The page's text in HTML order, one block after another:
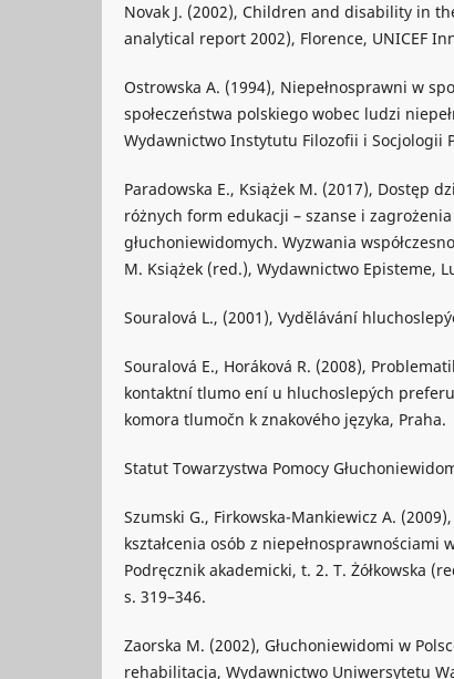
Novak J. (2002), Children and disability in
analytical report 2002), Florence, UNICEF
Ostrowska A. (1994), Niepełnosprawni w
społeczeństwa polskiego wobec ludzi
Wydawnictwo Instytutu Filozofii i Socjologii
Paradowska E., Książek M. (2017), Dostęp
różnych form edukacji – szanse i
głuchoniewidomych. Wyzwania
M. Książek (red.), Wydawnictwo Episteme,
Souralová L., (2001), Vydělávání
Souralová E., Horáková R. (2008),
kontaktní tlumo ení u hluchoslepých
komora tlumočn k znakového języka, Praha.
Statut Towarzystwa Pomocy
Szumski G., Firkowska-Mankiewicz A.
kształcenia osób z niepełnosprawnościami
Podręcznik akademicki, t. 2. T. Żółkowska
s. 319–346.
Zaorska M. (2002), Głuchoniewidomi w
rehabilitacja, Wydawnictwo Uniwersytetu